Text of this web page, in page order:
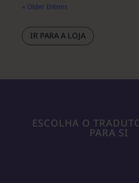
« Older Entries
IR PARA A LOJA
ESCOLHA O
PARA SI